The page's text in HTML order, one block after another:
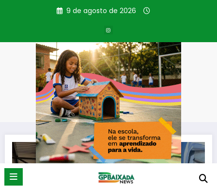
9 de agosto de 2026
Tag: Detro-RJ
Página inicial Detro-RJ